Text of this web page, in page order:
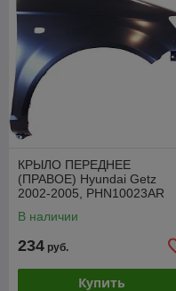
КРЫЛО ПЕРЕДНЕЕ
(ПРАВОЕ) Hyundai Getz
2002-2005, PHN10023AR
В наличии
234 руб.
Купить